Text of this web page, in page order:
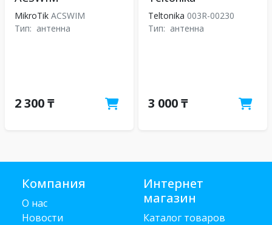
MikroTik ACSWIM
Тип: антенна
2 300 ₸
Teltonika 003R-00230
Тип: антенна
3 000 ₸
Компания
О нас
Новости
Интернет
магазин
Каталог товаров